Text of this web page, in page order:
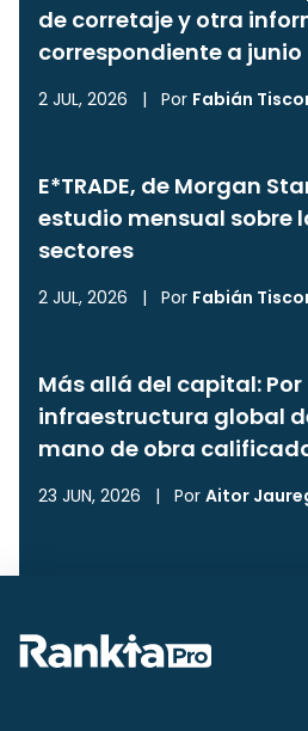
de corretaje y otra
correspondiente a junio
2 JUL, 2026 | Por Fabián
E*TRADE, de Morgan
estudio mensual sobre
sectores
2 JUL, 2026 | Por Fabián
Más allá del capital:
infraestructura global
mano de obra
23 JUN, 2026 | Por Aitor